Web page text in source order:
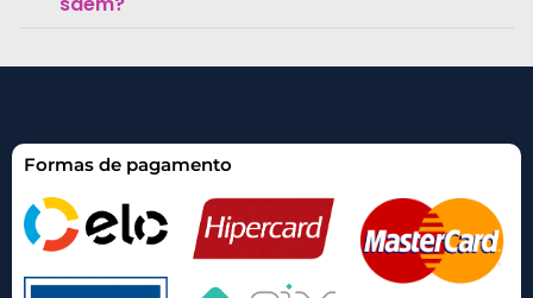
Formas de pagamento